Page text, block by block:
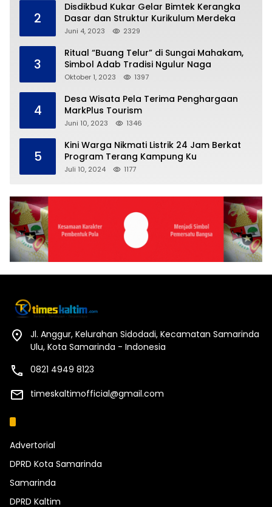
2
Disdikbud Kukar Gelar Bimtek Kerangka
Dasar dan Struktur Kurikulum Merdeka
Juni 4, 2023 2329
3
Ritual “Buang Telur” di Sungai Mahakam,
Simbol Adab Tradisi Ngulur Naga
Oktober 1, 2023 1397
4
Desa Wisata Pela Terima Penghargaan
MarkPlus Tourism
Juni 10, 2023 1346
5
Kini Warga Nikmati Listrik 24 Jam Berkat
Program Terang Kampung Ku
Juli 10, 2024 1177
Jl. Anggur, Kelurahan Sidodadi, Kecamatan Samarinda
Ulu, Kota Samarinda - Indonesia
0821 4949 8123
timeskaltimofficial@gmail.com
Advertorial
DPRD Kota Samarinda
Samarinda
DPRD Kaltim